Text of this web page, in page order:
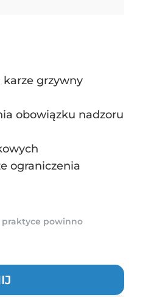
grzywny
obowiązku nadzoru
ograniczenia
praktyce powinno